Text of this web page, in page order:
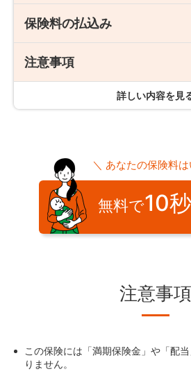
契約の更新はなく、保険期間満了日
保険期間と契約年齢
保険期間満了日は、契約日やお客
となります。「保険プランの概
確認いただけます。
ただし、更新後の保険期間満了日の年
場合は、保険期間満了日の年齢が90
間を年単位で短縮して更新します。
契約年齢
契約形態
保険を申し込む方（契約者）、保険
契約の引き受け
契約者間の公平性を保つため、ご職
態など、保険金のお支払いが発生す
き受けを行っています。
保険料の払込み
保険料払込期間
保険料払込方法
クレジットカード払いまたは、口座
利用可能カード
クレジットカードまたは口座の名義
に限ります。
注意事項
海外居住・赴任など
海外でお亡くなりになられた場合
請求いただけます。
告知義務違反
申し込み時に正しい告知をせず
申し込み日から30日以内に契約
保険金をお支払いできない場合
詳しい内容を見
＼ あなたの保険料
無料で10秒
注意事項
この保険には「満期保険金」や「配
りません。